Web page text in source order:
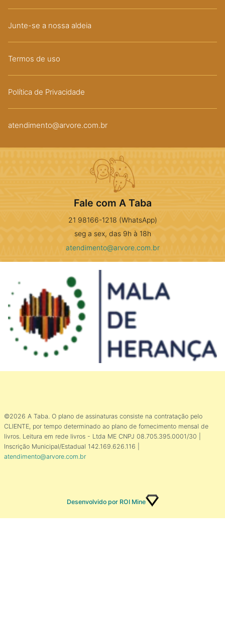
Junte-se a nossa aldeia
Termos de uso
Política de Privacidade
atendimento@arvore.com.br
Fale com A Taba
21 98166-1218 (WhatsApp)
seg a sex, das 9h à 18h
atendimento@arvore.com.br
©2026 A Taba. O plano de assinaturas consiste na contratação pelo
CLIENTE, por tempo determinado ao plano de fornecimento mensal de
livros. Leitura em rede livros - Ltda ME CNPJ 08.705.395.0001/30 |
Inscrição Municipal/Estadual 142.169.626.116 |
atendimento@arvore.com.br
Desenvolvido por ROI Mine